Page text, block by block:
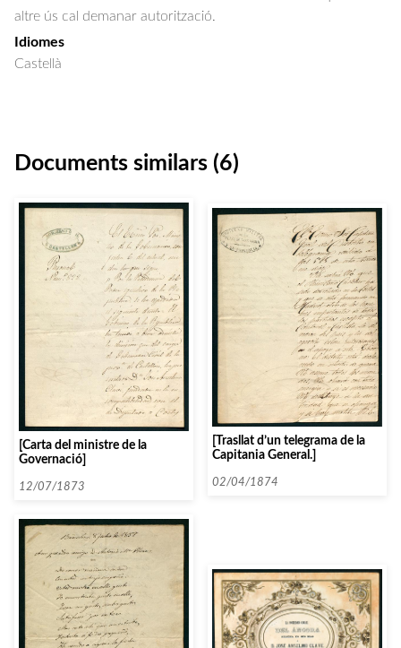
altre ús cal demanar autorització.
Idiomes
Castellà
Documents similars (6)
[Carta del ministre de la
Governació]
12/07/1873
[Trasllat d’un telegrama de la
Capitania General.]
02/04/1874